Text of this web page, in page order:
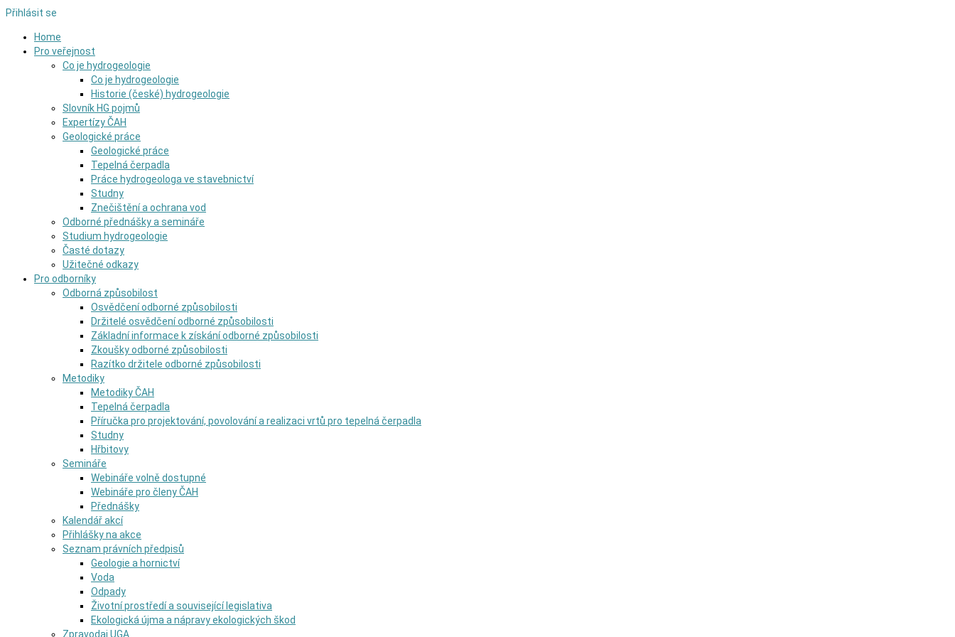
Přihlásit se
Home
Pro veřejnost
Co je hydrogeologie
Co je hydrogeologie
Historie (české) hydrogeologie
Slovník HG pojmů
Expertízy ČAH
Geologické práce
Geologické práce
Tepelná čerpadla
Práce hydrogeologa ve stavebnictví
Studny
Znečištění a ochrana vod
Odborné přednášky a semináře
Studium hydrogeologie
Časté dotazy
Užitečné odkazy
Pro odborníky
Odborná způsobilost
Osvědčení odborné způsobilosti
Držitelé osvědčení odborné způsobilosti
Základní informace k získání odborné způsobilosti
Zkoušky odborné způsobilosti
Razítko držitele odborné způsobilosti
Metodiky
Metodiky ČAH
Tepelná čerpadla
Příručka pro projektování, povolování a realizaci vrtů pro tepelná čerpadla
Studny
Hřbitovy
Semináře
Webináře volně dostupné
Webináře pro členy ČAH
Přednášky
Kalendář akcí
Přihlášky na akce
Seznam právních předpisů
Geologie a hornictví
Voda
Odpady
Životní prostředí a související legislativa
Ekologická újma a nápravy ekologických škod
Zpravodaj UGA